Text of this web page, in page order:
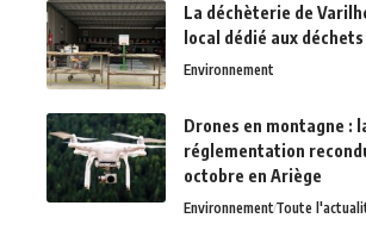
La déchèterie de
local dédié aux
Environnement
Drones en montagne :
réglementation
octobre en Ariège
EnvironnementToute